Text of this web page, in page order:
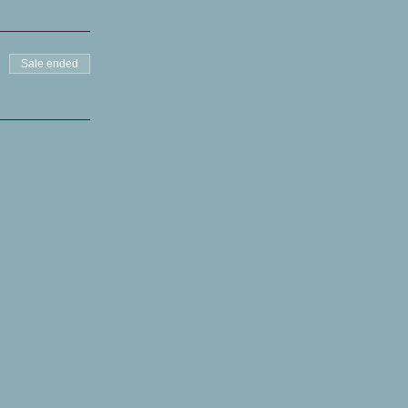
Sale ended